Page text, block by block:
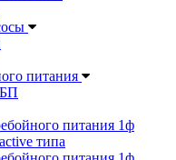
питания
питания 1ф
типа